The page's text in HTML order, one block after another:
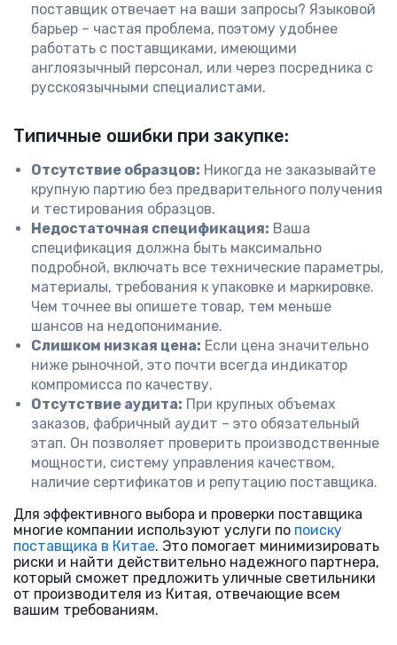
поставщик отвечает на ваши запросы? Языковой
барьер – частая проблема, поэтому удобнее
работать с поставщиками, имеющими
англоязычный персонал, или через посредника с
русскоязычными специалистами.
Типичные ошибки при закупке:
Отсутствие образцов: Никогда не заказывайте
крупную партию без предварительного получения
и тестирования образцов.
Недостаточная спецификация: Ваша
спецификация должна быть максимально
подробной, включать все технические параметры,
материалы, требования к упаковке и маркировке.
Чем точнее вы опишете товар, тем меньше
шансов на недопонимание.
Слишком низкая цена: Если цена значительно
ниже рыночной, это почти всегда индикатор
компромисса по качеству.
Отсутствие аудита: При крупных объемах
заказов, фабричный аудит – это обязательный
этап. Он позволяет проверить производственные
мощности, систему управления качеством,
наличие сертификатов и репутацию поставщика.
Для эффективного выбора и проверки поставщика
многие компании используют услуги по поиску
поставщика в Китае. Это помогает минимизировать
риски и найти действительно надежного партнера,
который сможет предложить уличные светильники
от производителя из Китая, отвечающие всем
вашим требованиям.